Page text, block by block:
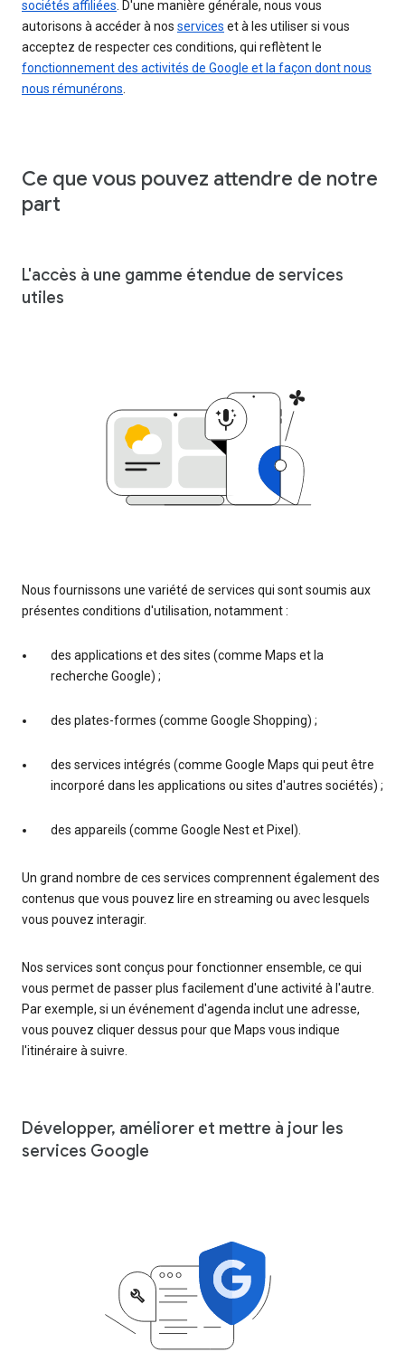
sociétés affiliées . D'une manière générale, nous vous
autorisons à accéder à nos services et à les utiliser si vous
acceptez de respecter ces conditions, qui reflètent le
fonctionnement des activités de Google et la façon dont nous
nous rémunérons
Ce que vous pouvez attendre de notre
part
L'accès à une gamme étendue de services
utiles
Nous fournissons une variété de services qui sont soumis aux
présentes conditions d'utilisation, notamment :
des applications et des sites (comme Maps et la
recherche Google) ;
des plates-formes (comme Google Shopping) ;
des services intégrés (comme Google Maps qui peut être
incorporé dans les applications ou sites d'autres sociétés) ;
des appareils (comme Google Nest et Pixel).
Un grand nombre de ces services comprennent également des
contenus que vous pouvez lire en streaming ou avec lesquels
vous pouvez interagir.
Nos services sont conçus pour fonctionner ensemble, ce qui
vous permet de passer plus facilement d'une activité à l'autre.
Par exemple, si un événement d'agenda inclut une adresse,
vous pouvez cliquer dessus pour que Maps vous indique
l'itinéraire à suivre.
Développer, améliorer et mettre à jour les
services Google